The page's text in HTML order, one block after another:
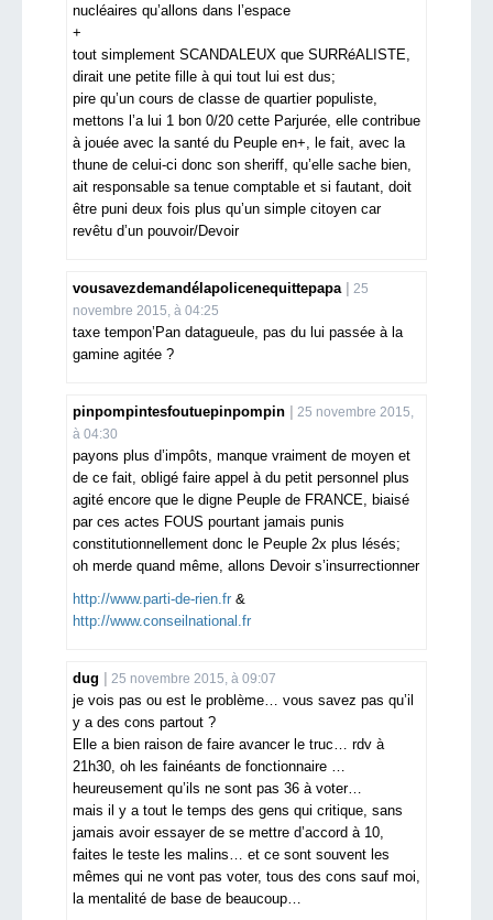
nucléaires qu’allons dans l’espace
+
tout simplement SCANDALEUX que SURRéALISTE,
dirait une petite fille à qui tout lui est dus;
pire qu’un cours de classe de quartier populiste,
mettons l’a lui 1 bon 0/20 cette Parjurée, elle contribue
à jouée avec la santé du Peuple en+, le fait, avec la
thune de celui-ci donc son sheriff, qu’elle sache bien,
ait responsable sa tenue comptable et si fautant, doit
être puni deux fois plus qu’un simple citoyen car
revêtu d’un pouvoir/Devoir
vousavezdemandélapolicenequittepapa
25
novembre 2015, à 04:25
taxe tempon’Pan datagueule, pas du lui passée à la
gamine agitée ?
pinpompintesfoutuepinpompin
25 novembre 2015,
à 04:30
payons plus d’impôts, manque vraiment de moyen et
de ce fait, obligé faire appel à du petit personnel plus
agité encore que le digne Peuple de FRANCE, biaisé
par ces actes FOUS pourtant jamais punis
constitutionnellement donc le Peuple 2x plus lésés;
oh merde quand même, allons Devoir s’insurrectionner
http://www.parti-de-rien.fr &
http://www.conseilnational.fr
dug 25 novembre 2015, à 09:07
je vois pas ou est le problème… vous savez pas qu’il
y a des cons partout ?
Elle a bien raison de faire avancer le truc… rdv à
21h30, oh les fainéants de fonctionnaire …
heureusement qu’ils ne sont pas 36 à voter…
mais il y a tout le temps des gens qui critique, sans
jamais avoir essayer de se mettre d’accord à 10,
faites le teste les malins… et ce sont souvent les
mêmes qui ne vont pas voter, tous des cons sauf moi,
la mentalité de base de beaucoup…